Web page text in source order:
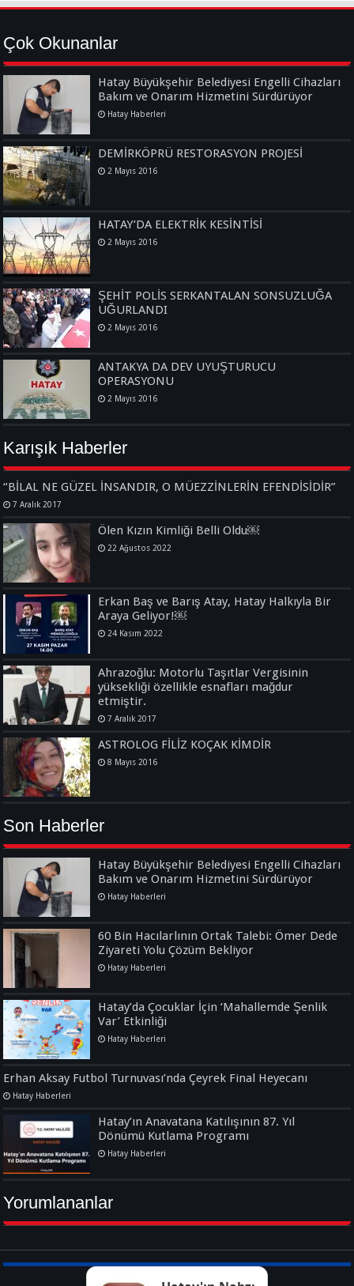
Çok Okunanlar
Hatay Büyükşehir Belediyesi Engelli Cihazları
Bakım ve Onarım Hizmetini Sürdürüyor
Hatay Haberleri
DEMİRKÖPRÜ RESTORASYON PROJESİ
2 Mayıs 2016
HATAY’DA ELEKTRİK KESİNTİSİ
2 Mayıs 2016
ŞEHİT POLİS SERKANTALAN SONSUZLUĞA
UĞURLANDI
2 Mayıs 2016
ANTAKYA DA DEV UYUŞTURUCU
OPERASYONU
2 Mayıs 2016
Karışık Haberler
“BİLAL NE GÜZEL İNSANDIR, O MÜEZZİNLERİN EFENDİSİDİR”
7 Aralık 2017
Ölen Kızın Kimliği Belli Oldu￼
22 Ağustos 2022
Erkan Baş ve Barış Atay, Hatay Halkıyla Bir
Araya Geliyor!￼
24 Kasım 2022
Ahrazoğlu: Motorlu Taşıtlar Vergisinin
yüksekliği özellikle esnafları mağdur
etmiştir.
7 Aralık 2017
ASTROLOG FİLİZ KOÇAK KİMDİR
8 Mayıs 2016
Son Haberler
Hatay Büyükşehir Belediyesi Engelli Cihazları
Bakım ve Onarım Hizmetini Sürdürüyor
Hatay Haberleri
60 Bin Hacılarlının Ortak Talebi: Ömer Dede
Ziyareti Yolu Çözüm Bekliyor
Hatay Haberleri
Hatay’da Çocuklar İçin ‘Mahallemde Şenlik
Var’ Etkinliği
Hatay Haberleri
Erhan Aksay Futbol Turnuvası’nda Çeyrek Final Heyecanı
Hatay Haberleri
Hatay’ın Anavatana Katılışının 87. Yıl
Dönümü Kutlama Programı
Hatay Haberleri
Yorumlananlar